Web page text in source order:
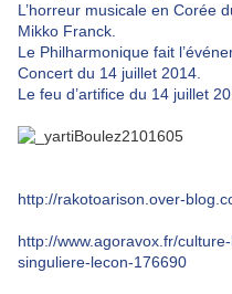
L’horreur musicale en Corée
Mikko Franck.
Le Philharmonique fait
Concert du 14 juillet 2014.
Le feu d’artifice du 14 juillet
http://rakotoarison.over-
http://www.agoravox.fr/
singuliere-lecon-176690